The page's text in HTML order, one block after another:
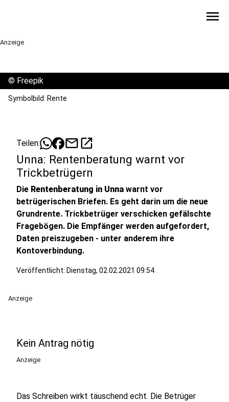
menu
Anzeige
© Freepik
Symbolbild: Rente
Teilen: mailopen_in_new
Unna: Rentenberatung warnt vor
Trickbetrügern
Die Rentenberatung in Unna warnt vor
betrügerischen Briefen. Es geht darin um die neue
Grundrente. Trickbetrüger verschicken gefälschte
Fragebögen. Die Empfänger werden aufgefordert,
Daten preiszugeben - unter anderem ihre
Kontoverbindung.
Veröffentlicht: Dienstag, 02.02.2021 09:54
Anzeige
Kein Antrag nötig
Anzeige
Das Schreiben wirkt täuschend echt. Die Betrüger